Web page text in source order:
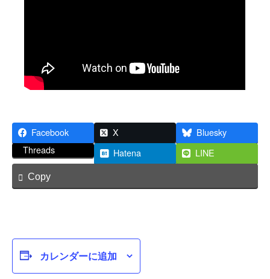
Facebook X
Bluesky
Threads
Hatena LINE
Copy
カレンダーに追加